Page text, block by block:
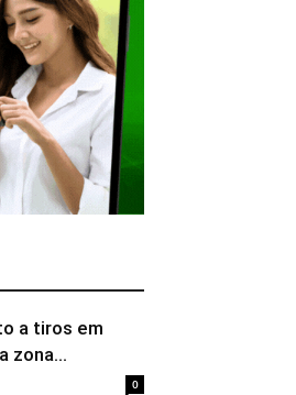
a tiros em
zona...
0